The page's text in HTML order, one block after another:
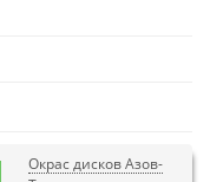
Окрас дисков Азов-